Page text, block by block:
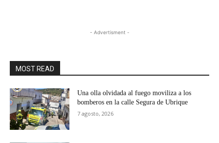
- Advertisment -
MOST READ
Una olla olvidada al fuego moviliza a los
bomberos en la calle Segura de Ubrique
7 agosto, 2026